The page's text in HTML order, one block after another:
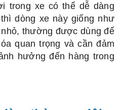
trong xe có thể dễ dàng
dòng xe này giống như
thường được dùng để
quan trọng và cần đảm
hưởng đến hàng trong